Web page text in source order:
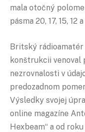
mala otočný
pásma 20, 17, 15, 12
Britský rádioamatér
konštrukcii venoval
nezrovnalosti v
predozadnom
Výsledky svojej
online magazíne
Hexbeam“ a od